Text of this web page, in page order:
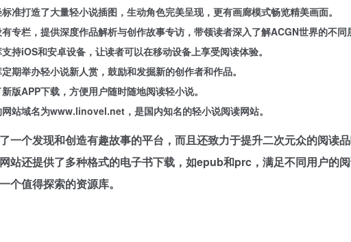
准打造了大量轻小说插图，生动角色完美呈现，更有画廊模式畅览精美画面。
专栏，提供深度作品解析与创作故事专访，带领读者深入了解ACGN世界的不同
持iOS和安卓设备，让读者可以在移动设备上享受阅读体验。
期举办轻小说新人赏，鼓励和发掘新的创作者和作品。
版APP下载，方便用户随时随地阅读轻小说。
站域名为www.linovel.net，是国内知名的轻小说阅读网站。
一个发现和创造有趣故事的平台，而且还致力于提升二次元众的阅读
站还提供了多种格式的电子书下载，如epub和prc，满足不同用户的
个值得探索的资源库。